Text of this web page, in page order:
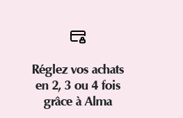
Réglez vos achats
en 2, 3 ou 4 fois
grâce à Alma